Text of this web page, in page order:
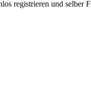
registrieren und